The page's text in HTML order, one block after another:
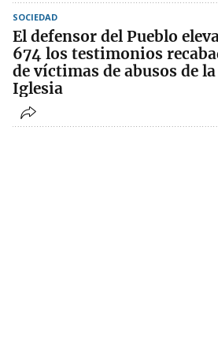
SOCIEDAD
El defensor del Pueblo
674 los testimonios
de víctimas de abusos de la
Iglesia